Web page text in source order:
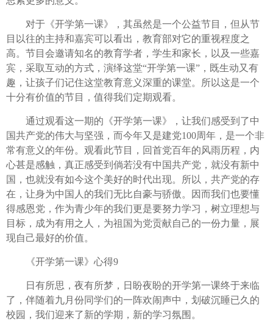
对于《开学第一课》，其虽然是一个公益节目，但从节
目以往的主持和嘉宾可以看出，教育部对它的重视程度之
高。节目会邀请知名的教育学者，学生和家长，以及一些嘉
宾，采取互动的方式，演绎这堂“开学第一课”，既生动又有
趣，让孩子们记住这堂教育意义深重的课堂。所以这是一个
十分有价值的节目，值得我们定期观看。
通过观看这一期的《开学第一课》，让我们感受到了中
国共产党的伟大与坚强，而今年又是建党100周年，是一个非
常有意义的年份。观看此节目，回首党百年的风雨历程，内
心甚是感触，真正感受到倘若没有中国共产党，就没有新中
国，也就没有如今这个美好的时代出现。所以，共产党的存
在，让身为中国人的我们无比自豪与骄傲。因而我们也要懂
得感恩党，作为青少年的我们更是要努力学习，树立理想与
目标，成为有用之人，为祖国为党贡献自己的一份力量，展
现自己最好的价值。
《开学第一课》心得9
日有所思，夜有所梦，日盼夜盼的开学第一课终于来临
了，伴随着九月份同学们的一阵欢闹声中，划破沉睡已久的
校园，我们迎来了新的学期，新的学习氛围。